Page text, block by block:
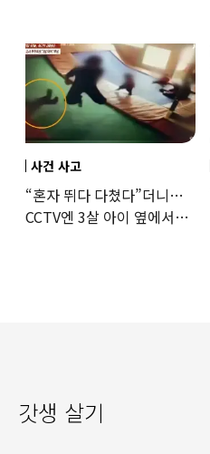
사건 사고
“혼자 뛰다 다쳤다”더니…
CCTV엔 3살 아이 옆에서
갓생 살기